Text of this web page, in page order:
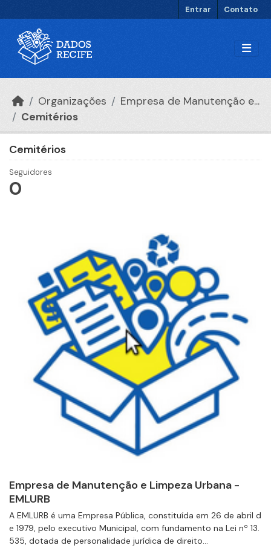
Entrar Contato
Organizações
Empresa de Manutenção e...
Cemitérios
Cemitérios
Seguidores
0
Empresa de Manutenção e Limpeza Urbana -
EMLURB
A EMLURB é uma Empresa Pública, constituída em 26 de abril d
e 1979, pelo executivo Municipal, com fundamento na Lei nº 13.
535, dotada de personalidade jurídica de direito...